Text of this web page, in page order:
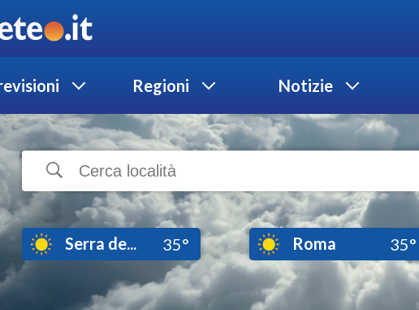
Regioni Notizie
Serra de... 35° Roma 35°